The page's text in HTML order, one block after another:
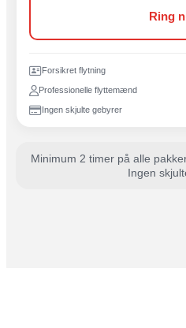
Ring
Forsikret flytning
Professionelle flyttemænd
Ingen skjulte gebyrer
Minimum 2 timer på alle
Ingen